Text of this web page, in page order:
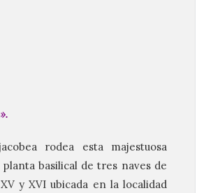
rodea esta majestuosa
basilical de tres naves de
y XVI ubicada en la localidad